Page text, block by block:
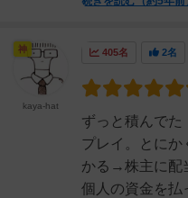
405名 2名
ずっと積んでた
プレイ。とに
かる→株主に配
個人の資金を払
神
kaya-hat